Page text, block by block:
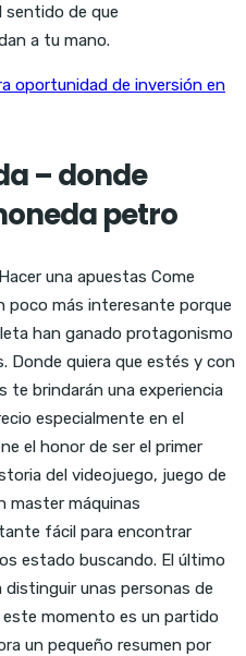
sentido de que
a tu mano.
oportunidad de inversión en
– donde
petro
una apuestas Come
poco más interesante porque
han ganado protagonismo
Donde quiera que estés y con
te brindarán una experiencia
especialmente en el
el honor de ser el primer
del videojuego, juego de
master máquinas
fácil para encontrar
estado buscando. El último
unas personas de
momento es un partido
un pequeño resumen por